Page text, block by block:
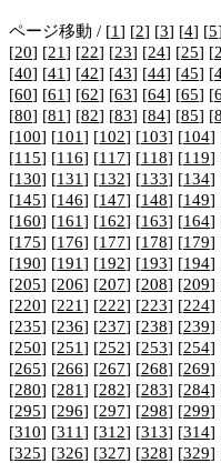
ページ移動 / [1] [2] [3] [4] [5
[20] [21] [22] [23] [24] [25] [
[40] [41] [42] [43] [44] [45] [
[60] [61] [62] [63] [64] [65] [
[80] [81] [82] [83] [84] [85] [
[100] [101] [102] [103] [104]
[115] [116] [117] [118] [119]
[130] [131] [132] [133] [134]
[145] [146] [147] [148] [149]
[160] [161] [162] [163] [164]
[175] [176] [177] [178] [179]
[190] [191] [192] [193] [194]
[205] [206] [207] [208] [209]
[220] [221] [222] [223] [224]
[235] [236] [237] [238] [239]
[250] [251] [252] [253] [254]
[265] [266] [267] [268] [269]
[280] [281] [282] [283] [284]
[295] [296] [297] [298] [299]
[310] [311] [312] [313] [314]
[325] [326] [327] [328] [329]